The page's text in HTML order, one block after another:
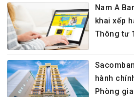
Nam A
khai xếp
Thông tư
hành
Phòng